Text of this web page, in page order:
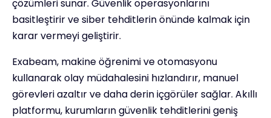
çözümleri sunar. Güvenlik operasyonlarını
basitleştirir ve siber tehditlerin önünde kalmak için
karar vermeyi geliştirir.
Exabeam, makine öğrenimi ve otomasyonu
kullanarak olay müdahalesini hızlandırır, manuel
görevleri azaltır ve daha derin içgörüler sağlar. Akıllı
platformu, kurumların güvenlik tehditlerini geniş